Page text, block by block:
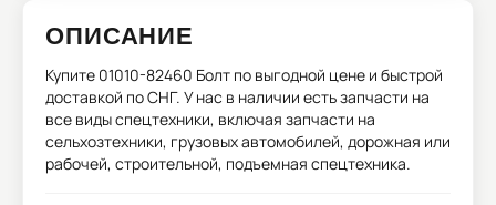
ОПИСАНИЕ
Купите 01010-82460 Болт по выгодной цене и быстрой
доставкой по СНГ. У нас в наличии есть запчасти на
все виды спецтехники, включая запчасти на
сельхозтехники, грузовых автомобилей, дорожная или
рабочей, строительной, подъемная спецтехника.